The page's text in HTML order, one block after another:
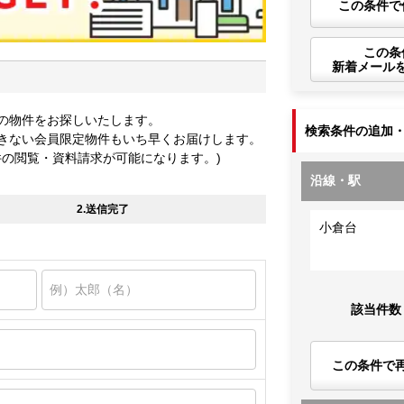
件をお探しいたします。
い会員限定物件もいち早くお届けします。
閲覧・資料請求が可能になります。)
2.送信完了
この条件
この
新着メール
検索条件の追加
沿線・駅
小倉台
該当件数
この条件で